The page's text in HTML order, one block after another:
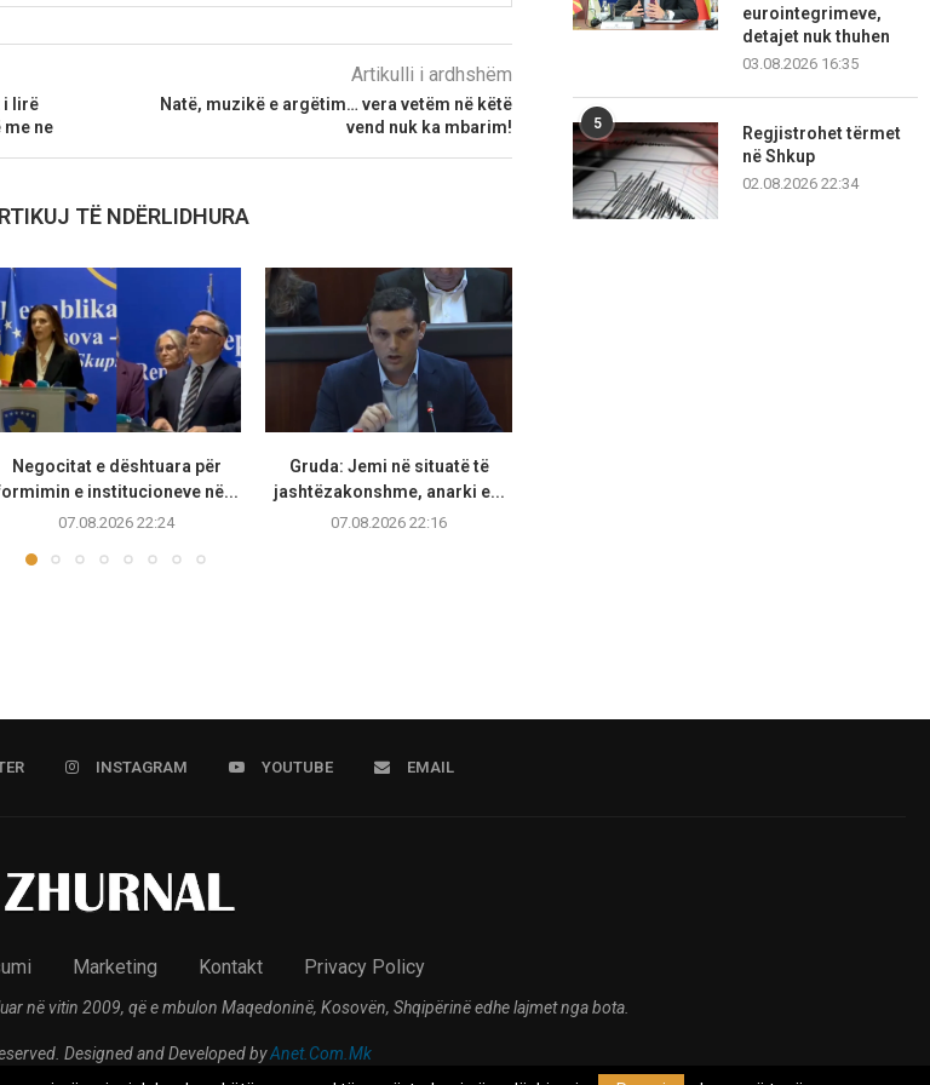
i lirë
ne
Artikulli i ardhshëm
Natë, muzikë e argëtim… vera vetëm në këtë
vend nuk ka mbarim!
TË NDËRLIDHURA
Negocitat e dështuara për
e institucioneve në...
07.08.2026 22:24
Gruda: Jemi në situatë të
jashtëzakonshme, anarki e...
07.08.2026 22:16
eurointegrimeve,
detajet nuk thuhen
03.08.2026 16:35
5
Regjistrohet tërmet
në Shkup
02.08.2026 22:34
INSTAGRAM YOUTUBE EMAIL
Marketing Kontakt Privacy Policy
në vitin 2009, që e mbulon Maqedoninë, Kosovën, Shqipërinë edhe lajmet nga bota.
Designed and Developed byAnet.Com.Mk